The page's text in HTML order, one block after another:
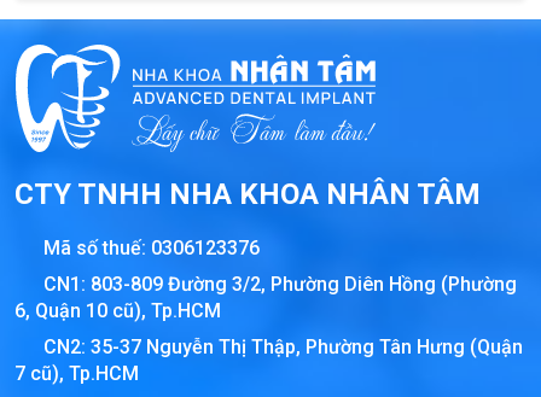
CTY TNHH NHA KHOA NHÂN TÂM
Mã số thuế: 0306123376
CN1: 803-809 Đường 3/2, Phường Diên Hồng (Phường
6, Quận 10 cũ), Tp.HCM
CN2: 35-37 Nguyễn Thị Thập, Phường Tân Hưng (Quận
7 cũ), Tp.HCM